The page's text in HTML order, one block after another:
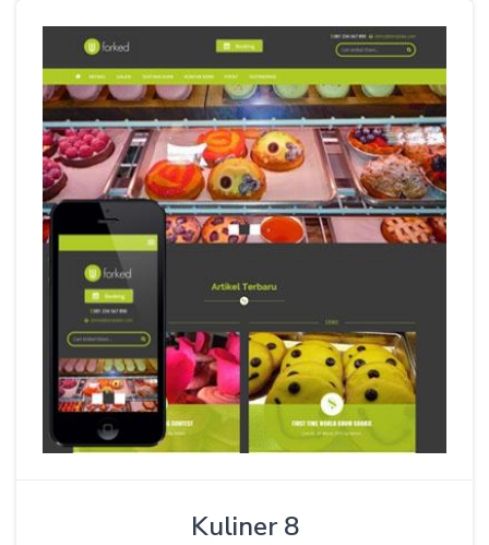
Kuliner 8